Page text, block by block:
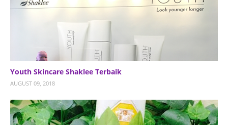
Youth Skincare Shaklee Terbaik
AUGUST 09, 2018